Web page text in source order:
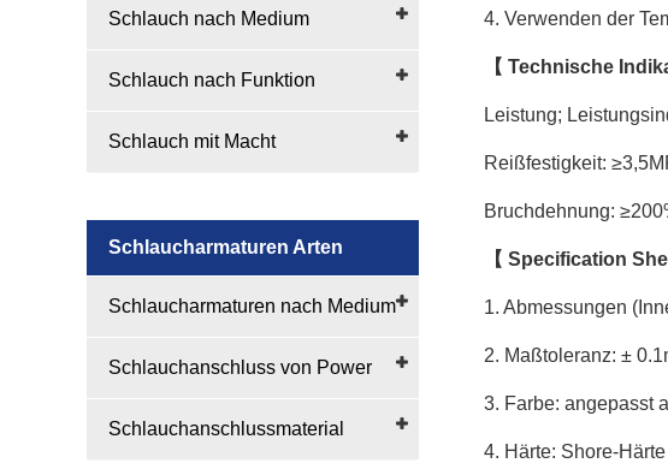
Schlauch nach Medium
Schlauch nach Funktion
Schlauch mit Macht
Schlaucharmaturen Arten
Schlaucharmaturen nach Medium
Schlauchanschluss von Power
Schlauchanschlussmaterial
4. Verwenden der
【 Technische
Leistung;
Reißfestigkeit:
Bruchdehnung:
【 Specification
1. Abmessungen
2. Maßtoleranz: ±
3. Farbe: angepasst
4. Härte: Shore-